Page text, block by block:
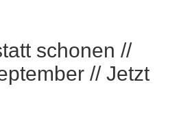
schonen //
// Jetzt